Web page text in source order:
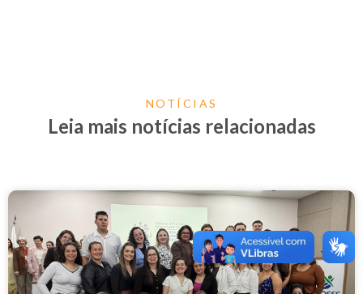
NOTÍCIAS
Leia mais notícias relacionadas